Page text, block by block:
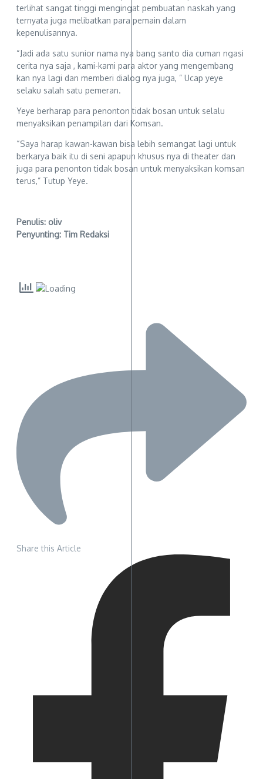
terlihat sangat tinggi mengingat pembuatan naskah yang
ternyata juga melibatkan para pemain dalam
kepenulisannya.
“Jadi ada satu sunior nama nya bang santo dia cuman ngasi
cerita nya saja , kami-kami para aktor yang mengembang
kan nya lagi dan memberi dialog nya juga, ” Ucap yeye
selaku salah satu pemeran.
Yeye berharap para penonton tidak bosan untuk selalu
menyaksikan penampilan dari Komsan.
“Saya harap kawan-kawan bisa lebih semangat lagi untuk
berkarya baik itu di seni apapun khusus nya di theater dan
juga para penonton tidak bosan untuk menyaksikan komsan
terus,” Tutup Yeye.
Penulis: oliv
Penyunting: Tim Redaksi
Share this Article